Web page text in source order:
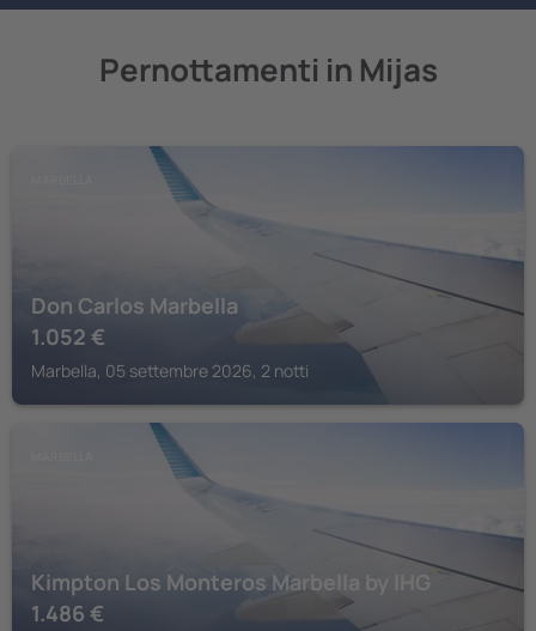
Pernottamenti in Mijas
Don Carlos Marbella
1.052 €
Marbella, 05 settembre 2026, 2 notti
Kimpton Los Monteros Marbella by IHG
1.486 €